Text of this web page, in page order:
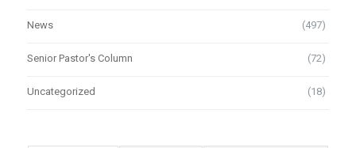
News (497)
Senior Pastor's Column (72)
Uncategorized (18)